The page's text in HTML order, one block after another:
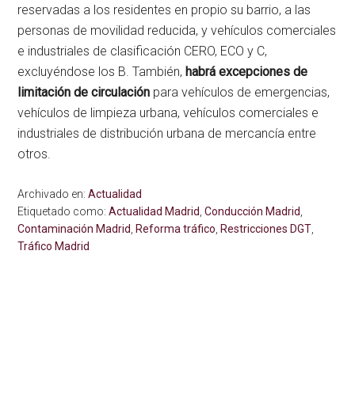
reservadas a los residentes en propio su barrio, a las
personas de movilidad reducida, y vehículos comerciales
e industriales de clasificación CERO, ECO y C,
excluyéndose los B. También, habrá excepciones de
limitación de circulación para vehículos de emergencias,
vehículos de limpieza urbana, vehículos comerciales e
industriales de distribución urbana de mercancía entre
otros.
Archivado en:Actualidad
Etiquetado como:Actualidad Madrid ,Conducción Madrid
Contaminación Madrid ,Reforma tráfico ,Restricciones DGT
Tráfico Madrid